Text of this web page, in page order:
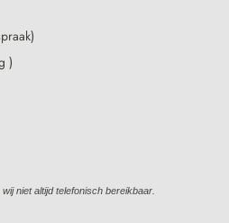
)
niet altijd telefonisch bereikbaar.